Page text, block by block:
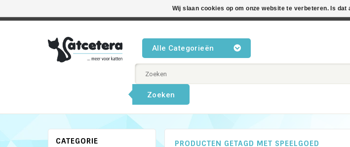
Alle Categorieën
Zoeken
PRODUCTEN GETAGD MET SPEELGOED
CATEGORIE
Wij slaan cookies op om onze website te verbeteren. Is dat
Beste producten voor katten • Kennis van